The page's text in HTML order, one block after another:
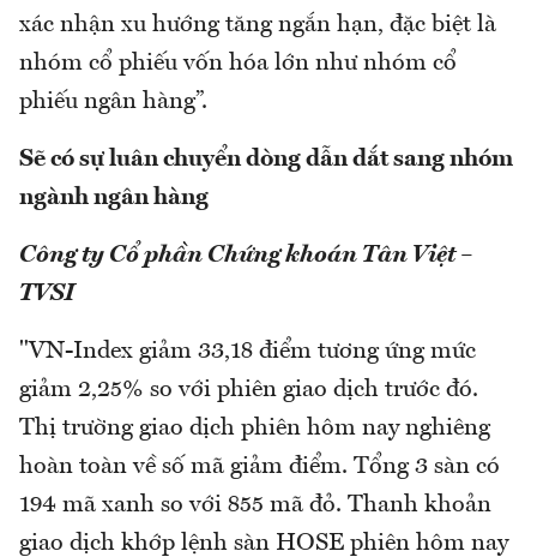
xác nhận xu hướng tăng ngắn hạn, đặc biệt là
nhóm cổ phiếu vốn hóa lớn như nhóm cổ
phiếu ngân hàng”.
Sẽ có sự luân chuyển dòng dẫn dắt sang nhóm
ngành ngân hàng
Công ty Cổ phần Chứng khoán Tân Việt –
TVSI
"VN-Index giảm 33,18 điểm tương ứng mức
giảm 2,25% so với phiên giao dịch trước đó.
Thị trường giao dịch phiên hôm nay nghiêng
hoàn toàn về số mã giảm điểm. Tổng 3 sàn có
194 mã xanh so với 855 mã đỏ. Thanh khoản
giao dịch khớp lệnh sàn HOSE phiên hôm nay